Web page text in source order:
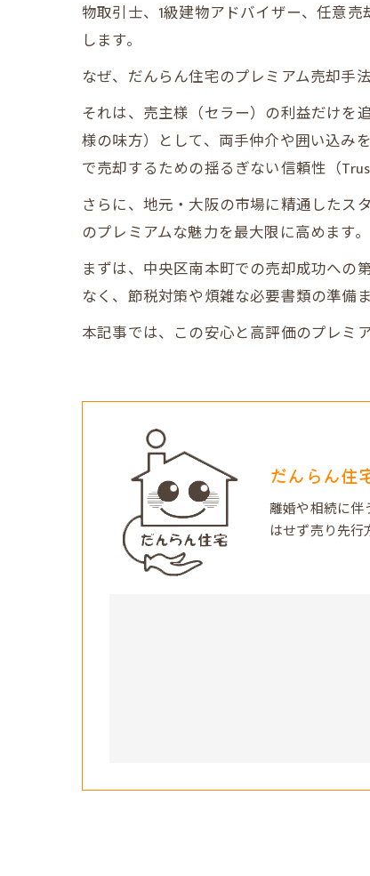
物取引士、1級建物アドバイザー、任意
します。
なぜ、だんらん住宅のプレミアム売却手
それは、売主様（セラー）の利益だけを
様の味方）として、両手仲介や囲い込み
で売却するための揺るぎない信頼性（
さらに、地元・大阪の市場に精通したス
のプレミアムな魅力を最大限に高めます。
まずは、中央区南本町での売却成功への
なく、節税対策や煩雑な必要書類の準備
本記事では、この安心と高評価のプレミ
だんらん住
離婚や相続に伴
はせず売り先行